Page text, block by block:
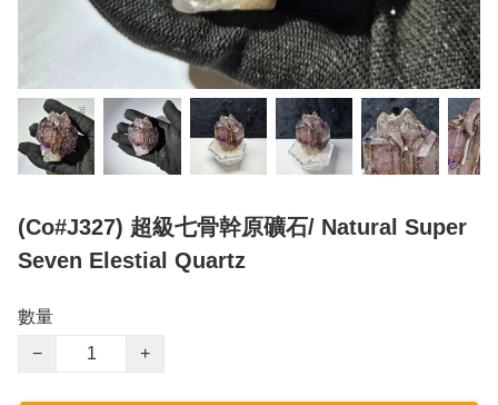
(Co#J327) 超級七骨幹原礦石/ Natural Super
Seven Elestial Quartz
數量
−
+